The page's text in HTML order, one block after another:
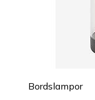
Bordslampor